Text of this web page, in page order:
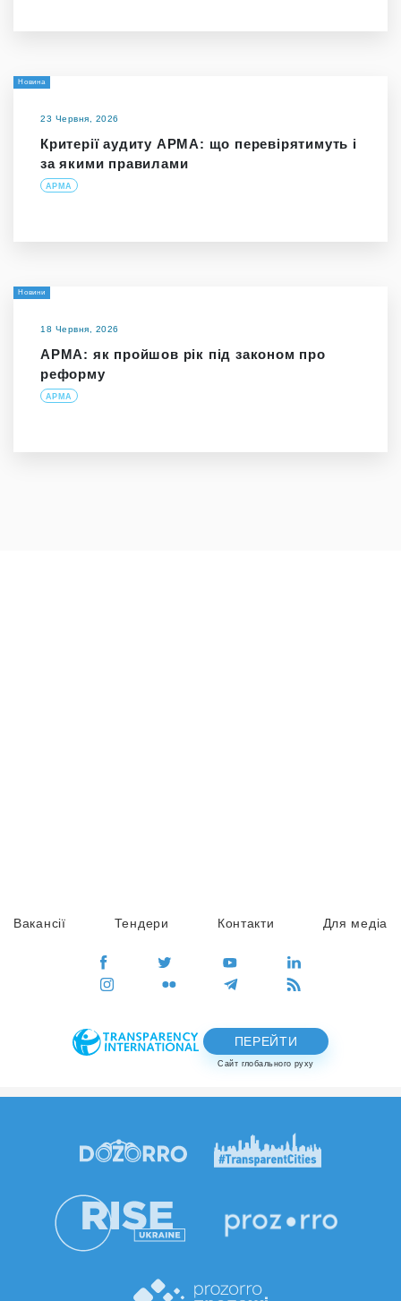
Новина
23 Червня, 2026
Критерії аудиту АРМА: що перевірятимуть і
за якими правилами
АРМА
Новини
18 Червня, 2026
АРМА: як пройшов рік під законом про
реформу
АРМА
Вакансії Тендери Контакти Для медіа
ПЕРЕЙТИ
Сайт глобального руху